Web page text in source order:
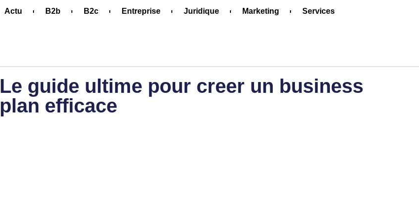
Actu B2b B2c Entreprise Juridique Marketing Services
Le guide ultime pour creer un business
plan efficace